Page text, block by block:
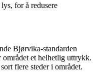
for å redusere
Bjørvika-standarden
et helhetlig uttrykk.
flere steder i området.